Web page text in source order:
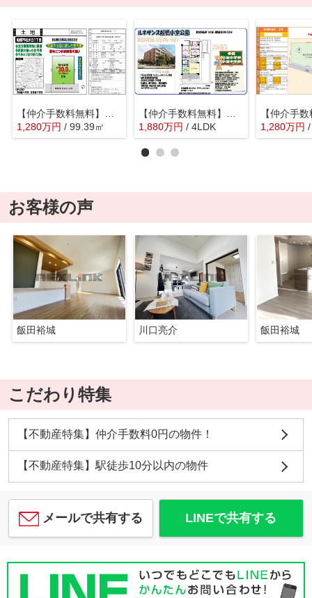
【仲介手数料無料】船橋市松が丘 建築条件なし売地
1,280万円 / 99.39㎡
【仲介手数料無料】ルネサンス船橋小室公園
1,880万円 / 4LDK 1,280万円
お客様の声
飯田裕城 川口亮介 飯田裕城
こだわり特集
【不動産特集】仲介手数料0円の物件！
【不動産特集】駅徒歩10分以内の物件
メールで共有する LINEで共有する